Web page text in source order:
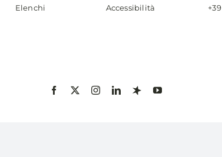
Elenchi
Accessibilità